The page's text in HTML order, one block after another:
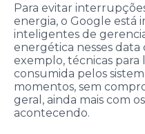
Para evitar
energia, o Google está
inteligentes de
energética nesses data
exemplo, técnicas para
consumida pelos
momentos, sem
geral, ainda mais com
acontecendo.